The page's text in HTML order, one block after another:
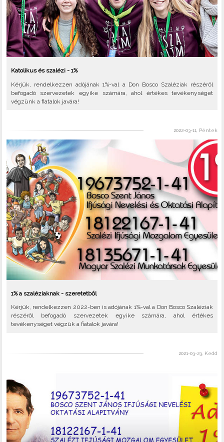
Katolikus és szalézi - 1%
Kérjük, rendelkezzen adójának 1%-val a Don Bosco Szaléziak részéről
befogadó szervezetek egyike számára, ahol értékes tevékenységet
végzünk a fiatalok javára!
2022-03-11, Péntek
1% a szaléziaknak - szeretetből
Kérjük, rendelkezzen 2022-ben is adójának 1%-val a Don Bosco Szaléziak
részéről befogadó szervezetek egyike számára, ahol értékes
tevékenységet végzük a fiatalok javára!
2021-03-23, Kedd